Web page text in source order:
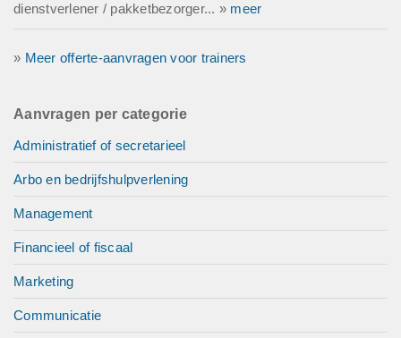
dienstverlener / pakketbezorger... » meer
» Meer offerte-aanvragen voor trainers
Aanvragen per categorie
Administratief of secretarieel
Arbo en bedrijfshulpverlening
Management
Financieel of fiscaal
Marketing
Communicatie